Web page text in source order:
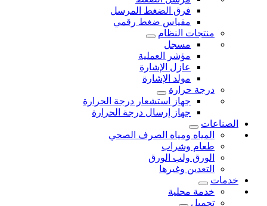
فرق الضغط المرسل
مقياس ضغط رقمي
منتجات النظام
مسجل
مؤشر العملية
عازل الإشارة
مولد الإشارة
درجة حرارة
جهاز استشعار درجة الحرارة
جهاز إرسال درجة الحرارة
الصناعات
المياه ومياه الصرف الصحي
طعام وشراب
الورق ولب الورق
التعدين وغيرها
خدمات
خدمة محلية
تحميل